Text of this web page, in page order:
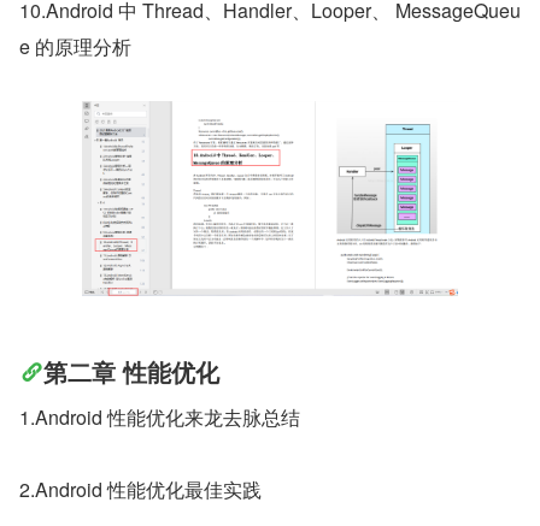
10.Android 中 Thread、Handler、Looper、 MessageQueu
e 的原理分析
第二章 性能优化
1.Android 性能优化来龙去脉总结
2.Android 性能优化最佳实践